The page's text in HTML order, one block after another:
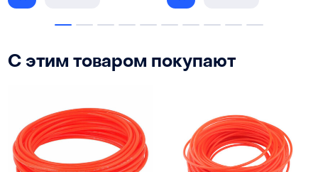
С этим товаром покупают